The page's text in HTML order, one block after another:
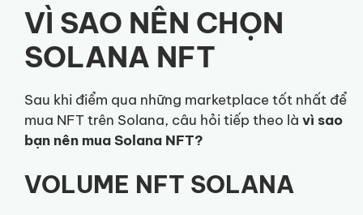
VÌ SAO NÊN CHỌN
SOLANA NFT
Sau khi điểm qua những marketplace tốt nhất để
mua NFT trên Solana, câu hỏi tiếp theo là vì sao
bạn nên mua Solana NFT?
VOLUME NFT SOLANA